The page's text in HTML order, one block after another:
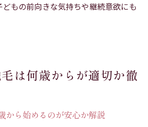
もの前向きな気持ちや継続意欲にも
は何歳からが適切か徹
から始めるのが安心か解説